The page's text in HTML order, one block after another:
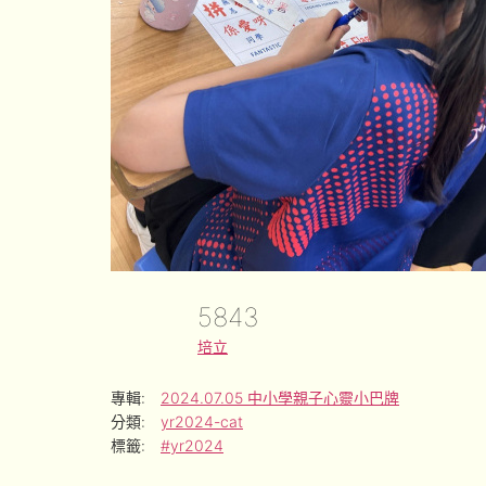
5843
培立
專輯:
2024.07.05 中小學親子心靈小巴牌
分類:
yr2024-cat
標籤:
#yr2024